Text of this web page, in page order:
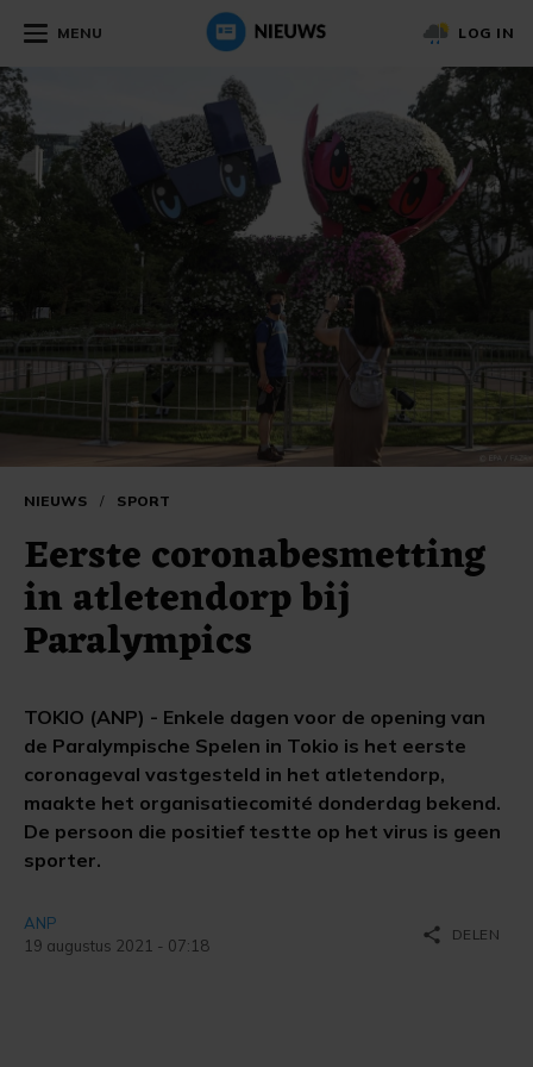
MENU LOG IN
NIEUWS / SPORT
Eerste coronabesmetting
in atletendorp bij
Paralympics
TOKIO (ANP) - Enkele dagen voor de opening van
de Paralympische Spelen in Tokio is het eerste
coronageval vastgesteld in het atletendorp,
maakte het organisatiecomité donderdag bekend.
De persoon die positief testte op het virus is geen
sporter.
ANP
19 augustus 2021 - 07:18
share DELEN